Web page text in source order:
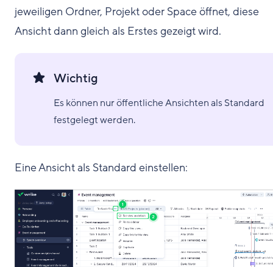
jeweiligen Ordner, Projekt oder Space öffnet, diese
Ansicht dann gleich als Erstes gezeigt wird.
Wichtig
Es können nur öffentliche Ansichten als Standard
festgelegt werden.
Eine Ansicht als Standard einstellen: